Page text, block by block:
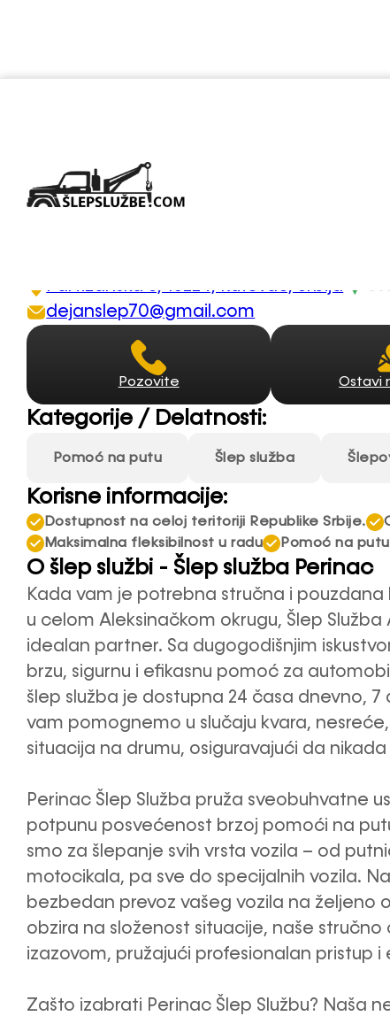
Partizanska 6, 18224, Rutevac, Srbija
dejanslep70@gmail.com
Pozovite Ostavi
Kategorije / Delatnosti:
Pomoć na putu Šlep služba
Korisne informacije:
Dostupnost na celoj teritoriji Republike Srbije.
Maksimalna fleksibilnost u radu
Pomoć na
O šlep službi - Šlep služba Perinac
Kada vam je potrebna stručna i pouzdana
u celom Aleksinačkom okrugu, Šlep
idealan partner. Sa dugogodišnjim
brzu, sigurnu i efikasnu pomoć za
šlep služba je dostupna 24 časa dnevno,
vam pomognemo u slučaju kvara,
situacija na drumu, osiguravajući da
Perinac Šlep Služba pruža sveobuhvatne
potpunu posvećenost brzoj pomoći na
smo za šlepanje svih vrsta vozila – od
motocikala, pa sve do specijalnih vozila.
bezbedan prevoz vašeg vozila na željeno
obzira na složenost situacije, naše
izazovom, pružajući profesionalan pristup
Zašto izabrati Perinac Šlep Službu? Naša